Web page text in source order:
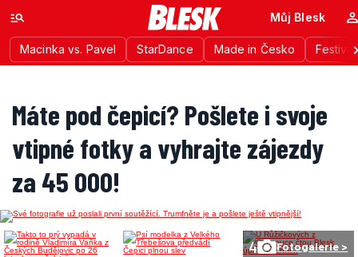
Macinka vs. Pavel StarDance Made in Česko
Můj Blesk
Máte pod čepicí? Pošlete i svoje
vtipné fotky a vyhrajte zájezdy
za 45 000!
4 Fotogalerie >